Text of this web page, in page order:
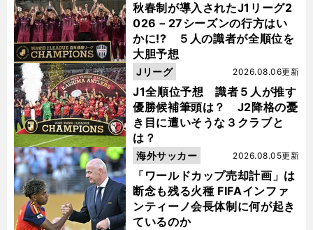
秋春制が導入されたJ1リーグ2
026－27シーズンの行方はい
かに!? ５人の識者が全順位を
大胆予想
J1全順位予想 識者５人が推す
優勝候補筆頭は？ J2降格の憂
き目に遭いそうな３クラブと
は？
2026.08.06更新
Jリーグ
「ワールドカップ売却計画」は
断念も残る火種 FIFAインファ
ンティーノ会長体制に何が起き
ているのか
2026.08.05更新
海外サッカー